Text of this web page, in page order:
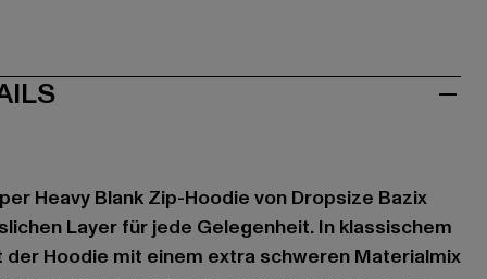
Heavy Blank Zip-Hoodie von Dropsize Bazix
Layer für jede Gelegenheit. In klassischem
der Hoodie mit einem extra schweren Materialmix